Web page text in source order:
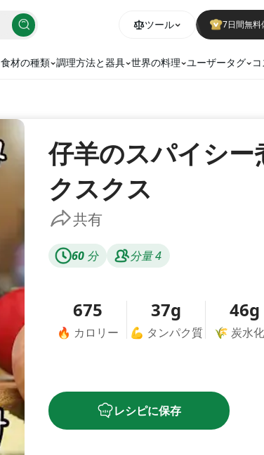
ツール 7日間無料
食材の種類 調理方法と器具 世界の料理 ユーザータグ
仔羊のスパイシー
クスクス
共有
60 分 分量 4
675
🔥 カロリー
37g
💪 タンパク質
46g
🌾 炭水
レシピに保存